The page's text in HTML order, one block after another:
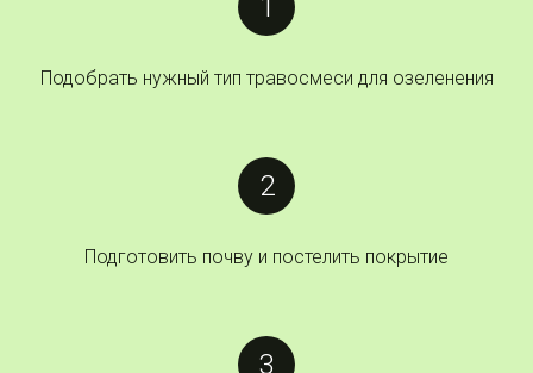
Подобрать нужный тип травосмеси для озеленения
Подготовить почву и постелить покрытие